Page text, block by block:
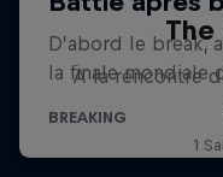
A la rencontre
1